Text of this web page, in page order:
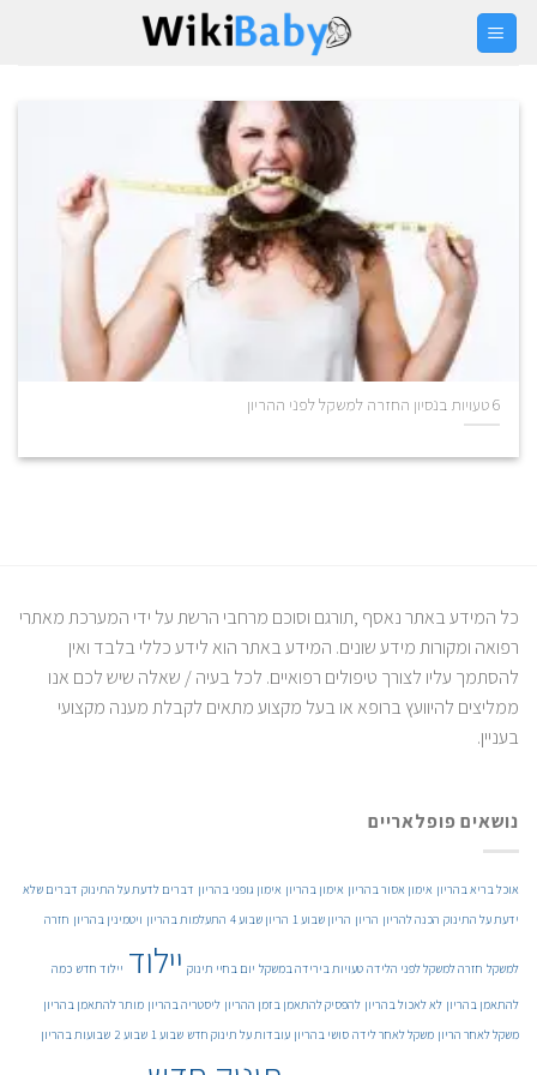
Skip
6 טעויות בנסיון החזרה למשקל לפני ההריון
כל המידע באתר נאסף ,תורגם וסוכם מרחבי הרשת על ידי המערכת מאתרי
רפואה ומקורות מידע שונים. המידע באתר הוא לידע כללי בלבד ואין
להסתמך עליו לצורך טיפולים רפואיים. לכל בעיה / שאלה שיש לכם אנו
ממליצים להיוועץ ברופא או בעל מקצוע מתאים לקבלת מענה מקצועי
בעניין.
נושאים פופלאריים
אוכל בריא בהריון אימון אסור בהריון אימון בהריון אימון גופני בהריון דברים לדעת על התינוק דברים שלא
ידעת על התינוק הכנה להריון הריון הריון שבוע 1 הריון שבוע 4 התעלמות בהריון ויטמינין בהריון חזרה
למשקל חזרה למשקל לפני הלידה טעויות בירידה במשקל יום בחיי תינוק יילוד יילוד חדש כמה
להתאמן בהריון לא לאכול בהריון להפסיק להתאמן בזמן ההריון ליסטריה בהריון מותר להתאמן בהריון
משקל לאחר הריון משקל לאחר לידה סושי בהריון עובדות על תינוק חדש שבוע 1 שבוע 2 שבועות בהריון